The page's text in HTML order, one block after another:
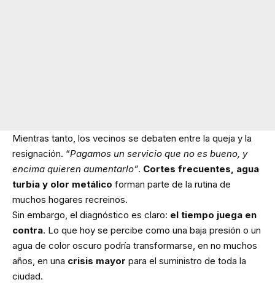
Mientras tanto, los vecinos se debaten entre la queja y la
resignación. “Pagamos un servicio que no es bueno, y
encima quieren aumentarlo”. Cortes frecuentes, agua
turbia y olor metálico forman parte de la rutina de
muchos hogares recreinos.
Sin embargo, el diagnóstico es claro: el tiempo juega en
contra. Lo que hoy se percibe como una baja presión o un
agua de color oscuro podría transformarse, en no muchos
años, en una crisis mayor para el suministro de toda la
ciudad.